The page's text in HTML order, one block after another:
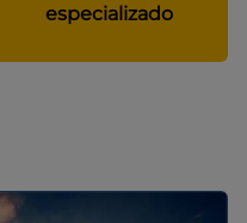
especializado